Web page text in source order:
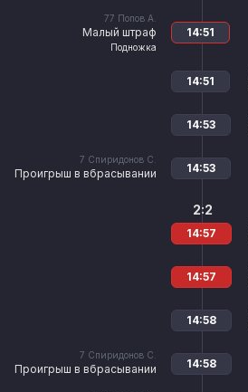
77 Попов А.
Малый штраф
Подножка
14:51
14:51
14:53
7 Спиридонов С.
Проигрыш в вбрасывании 14:53
2:2
14:57
14:57
14:58
7 Спиридонов С.
Проигрыш в вбрасывании 14:58